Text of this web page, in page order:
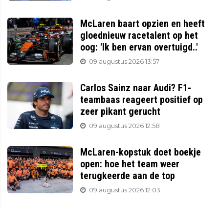
McLaren baart opzien en heeft
gloednieuw racetalent op het
oog: 'Ik ben ervan overtuigd..'
09 augustus 2026 13:57
Carlos Sainz naar Audi? F1-
teambaas reageert positief op
zeer pikant gerucht
09 augustus 2026 12:58
McLaren-kopstuk doet boekje
open: hoe het team weer
terugkeerde aan de top
09 augustus 2026 12:03